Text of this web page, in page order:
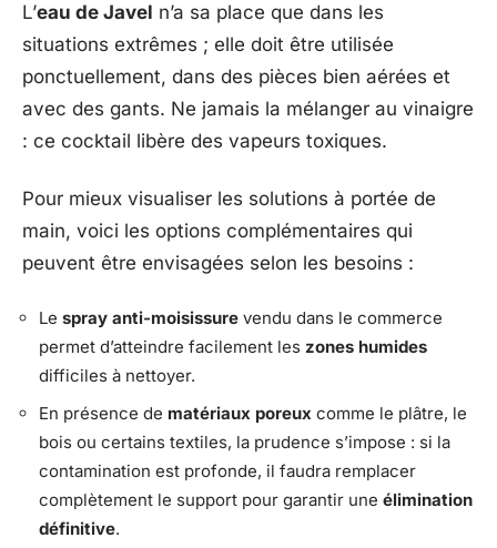
L’eau de Javel n’a sa place que dans les
situations extrêmes ; elle doit être utilisée
ponctuellement, dans des pièces bien aérées et
avec des gants. Ne jamais la mélanger au vinaigre
: ce cocktail libère des vapeurs toxiques.
Pour mieux visualiser les solutions à portée de
main, voici les options complémentaires qui
peuvent être envisagées selon les besoins :
Le spray anti-moisissure vendu dans le commerce
permet d’atteindre facilement les zones humides
difficiles à nettoyer.
En présence de matériaux poreux comme le plâtre, le
bois ou certains textiles, la prudence s’impose : si la
contamination est profonde, il faudra remplacer
complètement le support pour garantir une élimination
définitive.